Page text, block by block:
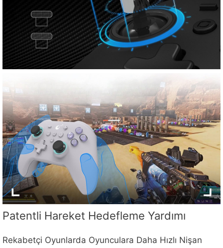
Patentli Hareket Hedefleme Yardımı
Rekabetçi Oyunlarda Oyunculara Daha Hızlı Nişan